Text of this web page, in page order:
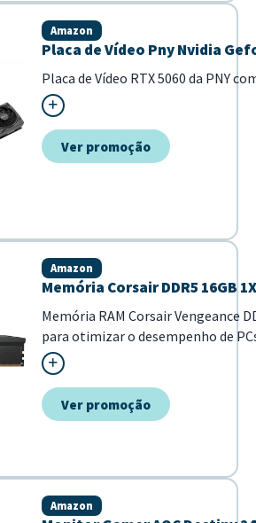
Placa de Vídeo Pny Nvidia
Amazon
Placa de Vídeo RTX 5060 da PNY
Ver promoção
Memória Corsair DDR5 16GB
Amazon
Memória RAM Corsair Vengeance
para otimizar o desempenho de
tecnologia DDR5, garante fluidez
performanc...
Ver promoção
Amazon